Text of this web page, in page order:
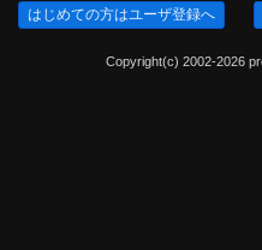
はじめての方はユーザ登録へ
Copyright(c) 2002-2026